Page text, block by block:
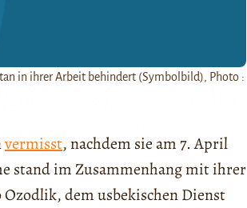
in ihrer Arbeit behindert (Symbolbild), Photo :
vermisst, nachdem sie am 7. April
stand im Zusammenhang mit ihrer
Ozodlik, dem usbekischen Dienst